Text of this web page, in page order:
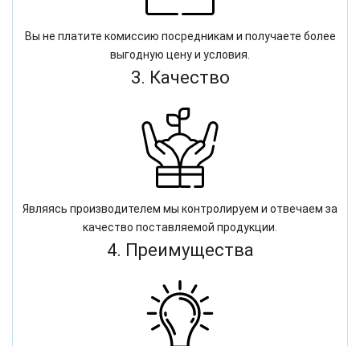
Вы не платите комиссию посредникам и получаете более
выгодную цену и условия.
3. Качество
Являясь производителем мы контролируем и отвечаем за
качество поставляемой продукции.
4. Преимущества